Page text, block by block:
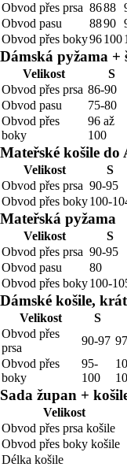
Obvod přes prsa 8688
Obvod pasu
8890
Obvod přes boky96100
Dámská pyžama
Velikost S
Obvod přes prsa 86-90
Obvod pasu
75-80
Obvod přes
boky
96 až
100
Mateřské košile do
Velikost S
Obvod přes prsa 90-95
Obvod přes boky100-
Mateřská pyžama
Velikost S
Obvod přes prsa 90-95
Obvod pasu
80
Obvod přes boky100-
Dámské košile,
Velikost S
Obvod přes
prsa
90-97
Obvod přes
boky
95-
100
Sada župan +
Velikost
Obvod přes prsa košile
Obvod přes boky košile
Délka košile